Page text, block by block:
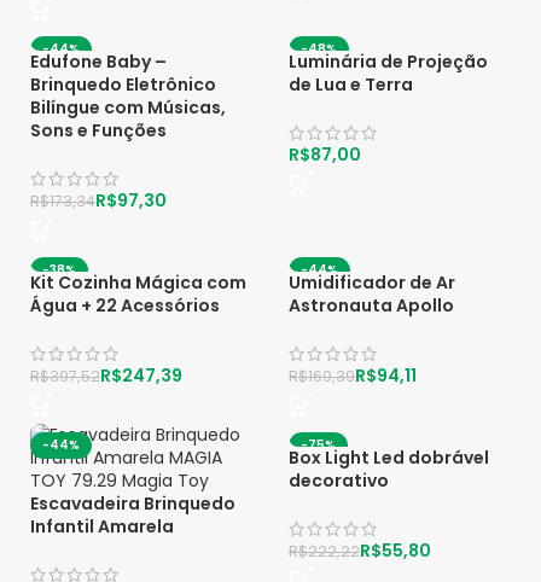
-44%
Edufone Baby –
Brinquedo Eletrônico
Bilíngue com Músicas,
Sons e Funções
R$173,34R$97,30
-48%
Luminária de Projeção
de Lua e Terra
R$
-38%
Kit Cozinha Mágica com
Água + 22 Acessórios
R$397,52R$247,39
-44%
Umidificador de Ar
Astronauta Apollo
R$169,39R$94,11
-44%
Escavadeira Brinquedo
Infantil Amarela
-75%
Box Light Led dobrável
decorativo
R$222,22R$55,80